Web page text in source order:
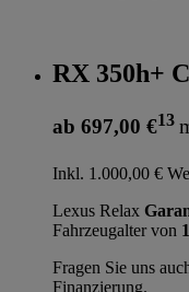
RX 350h+
ab 697,00 €13
Inkl. 1.000,00 €
Lexus Relax
Fahrzeugalter von
Fragen Sie uns
Finanzierung.